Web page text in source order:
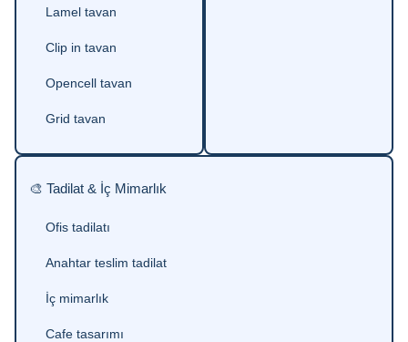
Lamel tavan
Clip in tavan
Opencell tavan
Grid tavan
🎨 Tadilat & İç Mimarlık
Ofis tadilatı
Anahtar teslim tadilat
İç mimarlık
Cafe tasarımı